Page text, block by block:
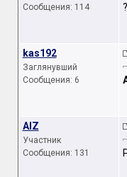
Сообщения: 114
kas192
Заглянувший
Сообщения: 6
AIZ
Участник
Сообщения: 131